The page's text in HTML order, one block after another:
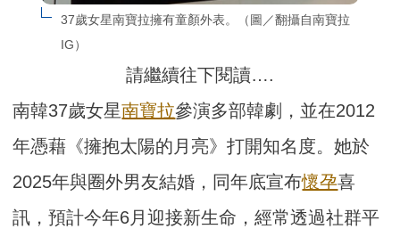
37歲女星南寶拉擁有童顏外表。（圖／翻攝自南寶拉
IG）
請繼續往下閱讀….
南韓37歲女星南寶拉參演多部韓劇，並在2012
年憑藉《擁抱太陽的月亮》打開知名度。她於
2025年與圈外男友結婚，同年底宣布懷孕喜
訊，預計今年6月迎接新生命，經常透過社群平